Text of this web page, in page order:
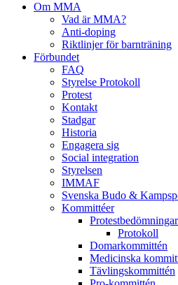
Om MMA
Vad är MMA?
Anti-doping
Riktlinjer för barnträning
Förbundet
FAQ
Styrelse Protokoll
Protest
Kontakt
Stadgar
Historia
Engagera sig
Social integration
Styrelsen
IMMAF
Svenska Budo &
Kommittéer
Protestbedömningar
Protokoll
Domarkommittén
Medicinska
Tävlingskommittén